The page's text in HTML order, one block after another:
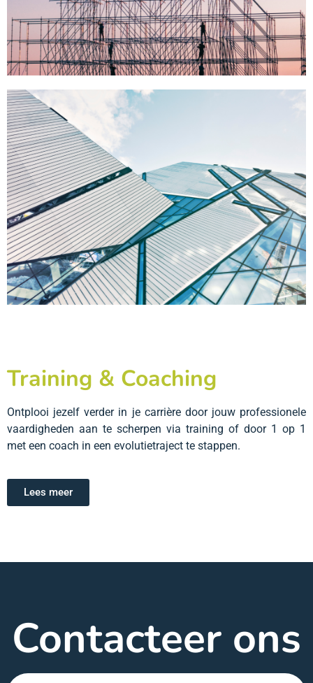
Training & Coaching
Ontplooi jezelf verder in je carrière door jouw professionele
vaardigheden aan te scherpen via training of door 1 op 1
met een coach in een evolutietraject te stappen.
Lees meer
Contacteer ons